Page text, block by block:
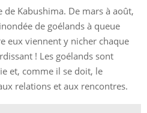
de Kabushima. De mars à août,
de goélands à queue
eux viennent y nicher chaque
! Les goélands sont
et, comme il se doit, le
relations et aux rencontres.